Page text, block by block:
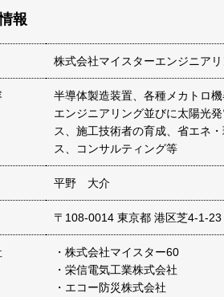
報
株式会社マイスターエンジニア
半導体製造装置、各種メカトロ
エンジニアリング並びに太陽光
ス、施工技術者の育成、省エネ
ス、コンサルティング等
平野 大介
〒108-0014 東京都 港区芝4-1-23
・株式会社マイスター60
・栄信電気工業株式会社
・エコー防災株式会社